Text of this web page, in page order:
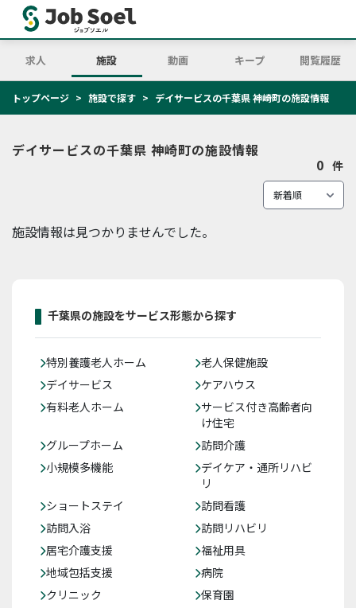
求人 施設 動画 キープ 閲覧履歴
トップページ 施設で探す デイサービスの千葉県 神崎町の施設情報
デイサービスの千葉県 神崎町の施設情報
0 件
施設情報は見つかりませんでした。
千葉県の施設をサービス形態から探す
特別養護老人ホーム
老人保健施設
デイサービス
ケアハウス
有料老人ホーム
サービス付き高齢者向
け住宅
グループホーム
訪問介護
小規模多機能
デイケア・通所リハビ
リ
ショートステイ
訪問看護
訪問入浴
訪問リハビリ
居宅介護支援
福祉用具
地域包括支援
病院
クリニック
保育園